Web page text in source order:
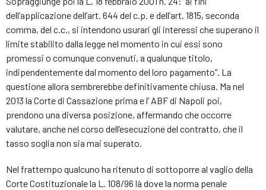
dell’applicazione dell’art. 644 del c.p. e dell’art. 1815, seconda
comma, del c.c., si intendono usurari gli interessi che superano il
limite stabilito dalla legge nel momento in cui essi sono
promessi o comunque convenuti, a qualunque titolo,
indipendentemente dal momento del loro pagamento”. La
questione allora sembrerebbe definitivamente chiusa. Ma nel
2013 la Corte di Cassazione prima e l’ ABF di Napoli poi,
prendono una diversa posizione, affermando che occorre
valutare, anche nel corso dell’esecuzione del contratto, che il
tasso soglia non sia mai superato.
Nel frattempo qualcuno ha ritenuto di sottoporre al vaglio della
Corte Costituzionale la L. 108/96 là dove la norma penale